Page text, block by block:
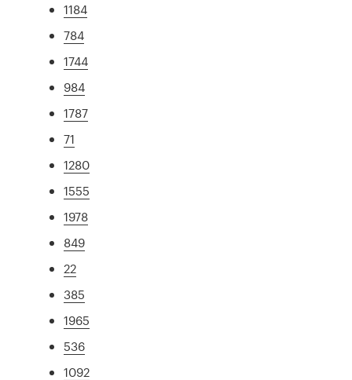
1184
784
1744
984
1787
71
1280
1555
1978
849
22
385
1965
536
1092